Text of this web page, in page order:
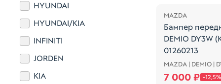
HYUNDAI
HYUNDAI/KIA
INFINITI
JORDEN
KIA
MAZDA
Бампер
DEMIO DY3W
01260213
Для моделей
MAZDA | DEMIO |
7 000 ₽ -12,5%